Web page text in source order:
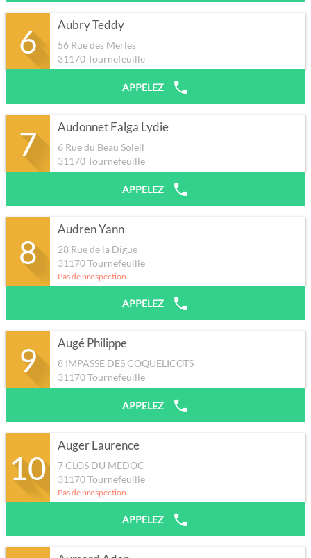
6 Aubry Teddy
56 Rue des Merles
31170Tournefeuille
APPELEZ
7 Audonnet Falga Lydie
6 Rue du Beau Soleil
31170Tournefeuille
APPELEZ
8
Audren Yann
28 Rue de la Digue
31170Tournefeuille
Pas de prospection.
APPELEZ
9 Augé Philippe
8 IMPASSE DES COQUELICOTS
31170Tournefeuille
APPELEZ
10
Auger Laurence
7 CLOS DU MEDOC
31170Tournefeuille
Pas de prospection.
APPELEZ